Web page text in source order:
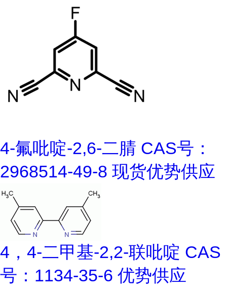
4-氟吡啶-2,6-二腈 CAS号：
2968514-49-8 现货优势供应
4，4-二甲基-2,2-联吡啶 CAS
号：1134-35-6 优势供应